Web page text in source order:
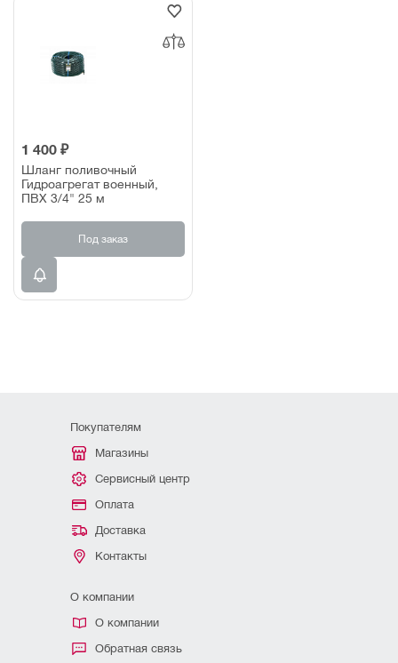
1 400 ₽
Шланг поливочный
Гидроагрегат военный,
ПВХ 3/4" 25 м
Под заказ
Покупателям
Магазины
Сервисный центр
Оплата
Доставка
Контакты
О компании
О компании
Обратная связь